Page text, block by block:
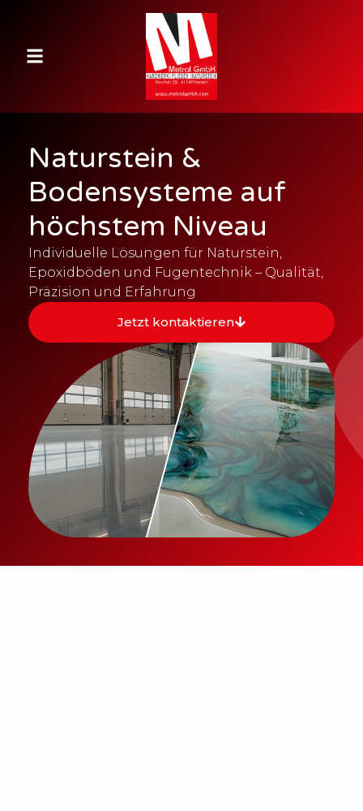
Naturstein &
Bodensysteme auf
höchstem Niveau
Individuelle Lösungen für Naturstein,
Epoxidböden und Fugentechnik – Qualität,
Präzision und Erfahrung
Jetzt kontaktieren